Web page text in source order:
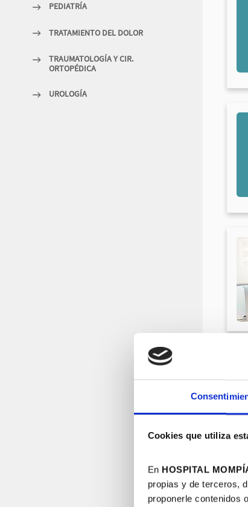
Cookies que utiliza
En HOSPITAL
propias y de terceros,
proponerle contenidos
PEDIATRÍA
TRATAMIENTO DEL DOLOR
TRAUMATOLOGÍA Y CIR.
ORTOPÉDICA
UROLOGÍA